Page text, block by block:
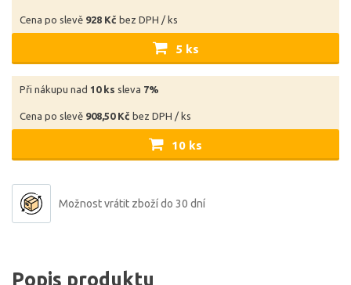
Cena po slevě 928 Kč bez DPH / ks
5 ks
Při nákupu nad 10 ks sleva 7%
Cena po slevě 908,50 Kč bez DPH / ks
10 ks
Možnost vrátit zboží do 30 dní
Popis produktu